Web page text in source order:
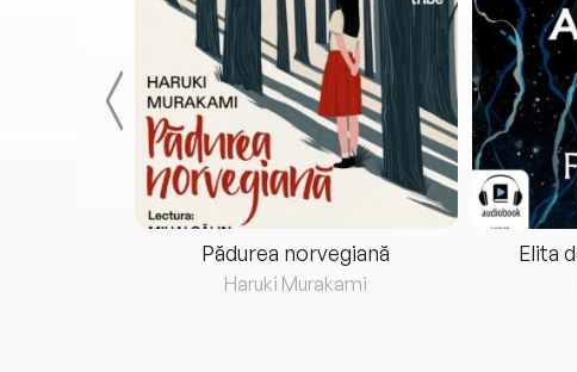
Pădurea norvegiană
Haruki Murakami
Elita